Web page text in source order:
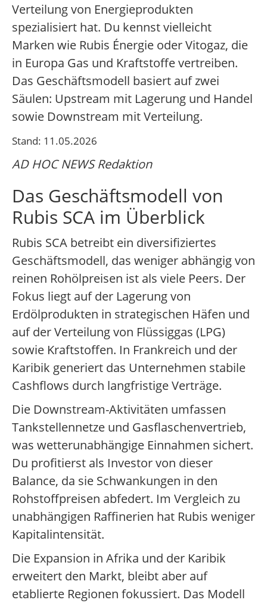
Verteilung von Energieprodukten
spezialisiert hat. Du kennst vielleicht
Marken wie Rubis Énergie oder Vitogaz, die
in Europa Gas und Kraftstoffe vertreiben.
Das Geschäftsmodell basiert auf zwei
Säulen: Upstream mit Lagerung und Handel
sowie Downstream mit Verteilung.
Stand: 11.05.2026
AD HOC NEWS Redaktion
Das Geschäftsmodell von
Rubis SCA im Überblick
Rubis SCA betreibt ein diversifiziertes
Geschäftsmodell, das weniger abhängig von
reinen Rohölpreisen ist als viele Peers. Der
Fokus liegt auf der Lagerung von
Erdölprodukten in strategischen Häfen und
auf der Verteilung von Flüssiggas (LPG)
sowie Kraftstoffen. In Frankreich und der
Karibik generiert das Unternehmen stabile
Cashflows durch langfristige Verträge.
Die Downstream-Aktivitäten umfassen
Tankstellennetze und Gasflaschenvertrieb,
was wetterunabhängige Einnahmen sichert.
Du profitierst als Investor von dieser
Balance, da sie Schwankungen in den
Rohstoffpreisen abfedert. Im Vergleich zu
unabhängigen Raffinerien hat Rubis weniger
Kapitalintensität.
Die Expansion in Afrika und der Karibik
erweitert den Markt, bleibt aber auf
etablierte Regionen fokussiert. Das Modell